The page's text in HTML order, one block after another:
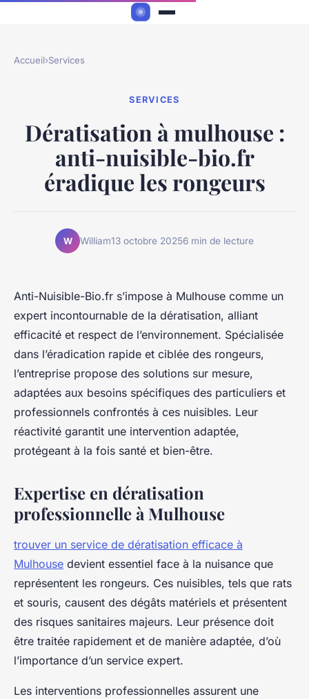
Accueil›Services
SERVICES
Dératisation à mulhouse :
anti-nuisible-bio.fr
éradique les rongeurs
W William13 octobre 20256 min de lecture
Anti-Nuisible-Bio.fr s’impose à Mulhouse comme un
expert incontournable de la dératisation, alliant
efficacité et respect de l’environnement. Spécialisée
dans l’éradication rapide et ciblée des rongeurs,
l’entreprise propose des solutions sur mesure,
adaptées aux besoins spécifiques des particuliers et
professionnels confrontés à ces nuisibles. Leur
réactivité garantit une intervention adaptée,
protégeant à la fois santé et bien-être.
Expertise en dératisation
professionnelle à Mulhouse
trouver un service de dératisation efficace à
Mulhouse devient essentiel face à la nuisance que
représentent les rongeurs. Ces nuisibles, tels que rats
et souris, causent des dégâts matériels et présentent
des risques sanitaires majeurs. Leur présence doit
être traitée rapidement et de manière adaptée, d’où
l’importance d’un service expert.
Les interventions professionnelles assurent une